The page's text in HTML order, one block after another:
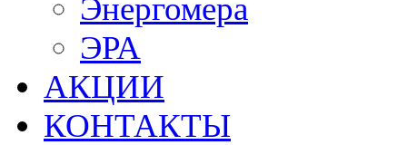
Энергомера
ЭРА
АКЦИИ
КОНТАКТЫ